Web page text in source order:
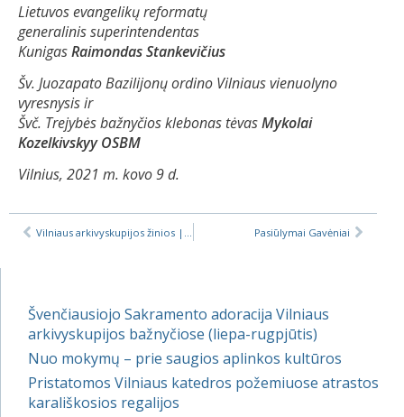
Lietuvos evangelikų reformatų
generalinis superintendentas
KunigasRaimondas Stankevičius
Šv. Juozapato Bazilijonų ordino Vilniaus vienuolyno
vyresnysis ir
Švč. Trejybės bažnyčios klebonas tėvasMykolai
Kozelkivskyy OSBM
Vilnius, 2021 m. kovo 9 d.
Pasiūlymai Gavėniai
Švenčiausiojo Sakramento adoracija Vilniaus
arkivyskupijos bažnyčiose (liepa-rugpjūtis)
Nuo mokymų – prie saugios aplinkos kultūros
Pristatomos Vilniaus katedros požemiuose atrastos
karališkosios regalijos